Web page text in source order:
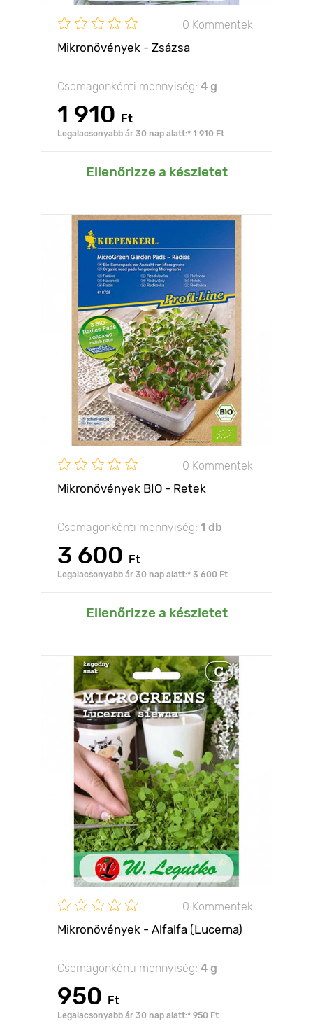
0 Kommentek
Mikronövények - Zsázsa
Csomagonkénti mennyiség: 4 g
1 910 Ft
Legalacsonyabb ár 30 nap alatt:* 1 910 Ft
Ellenőrizze a készletet
0 Kommentek
Mikronövények BIO - Retek
Csomagonkénti mennyiség: 1 db
3 600 Ft
Legalacsonyabb ár 30 nap alatt:* 3 600 Ft
Ellenőrizze a készletet
0 Kommentek
Mikronövények - Alfalfa (Lucerna)
Csomagonkénti mennyiség: 4 g
950 Ft
Legalacsonyabb ár 30 nap alatt:* 950 Ft